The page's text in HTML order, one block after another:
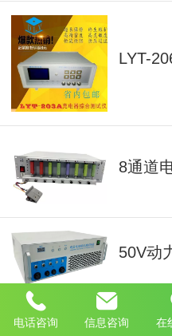
LYT-
8通道
50V动
电话咨询 信息咨询 在